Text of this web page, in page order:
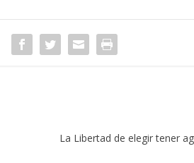
La Libertad de elegir tener